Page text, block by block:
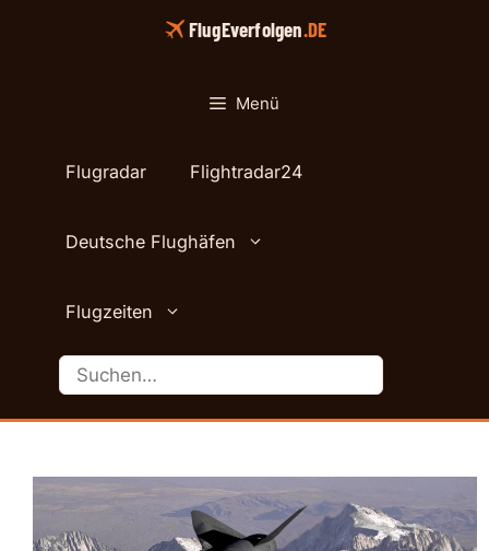
FlugEverfolgen.DE
Menü
Flugradar Flightradar24
Deutsche Flughäfen
Flugzeiten